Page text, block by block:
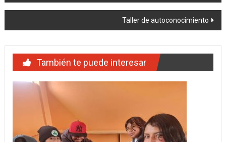
de
entradas
Taller de autoconocimiento
También te puede interesar